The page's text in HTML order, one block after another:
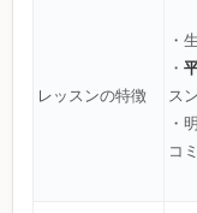
レッスンの特徴
・
・
ス
・
コ